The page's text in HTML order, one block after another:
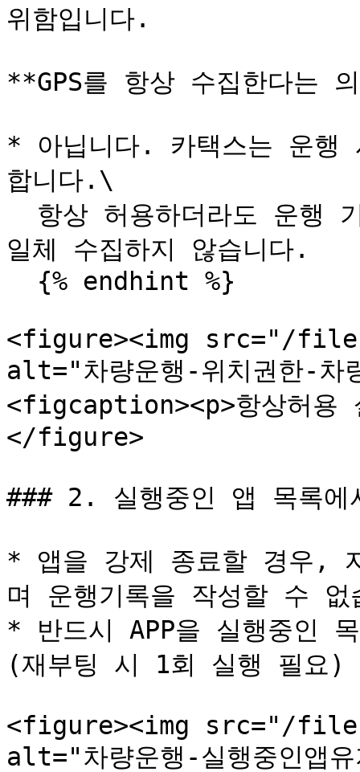
위함입니다.
**GPS를 항상 수집한다는
* 아닙니다. 카택스는 운행
합니다.\
일체 수집하지 않습니다.
<figure><img src="/files/
alt="차량운행-위치권한-
<figcaption><p>항상허
</figure>
### 2. 실행중인 앱 목록에
* 앱을 강제 종료할 경우,
며 운행기록을 작성할 수 없
* 반드시 APP을 실행중인
(재부팅 시 1회 실행 필요)
<figure><img src="/
alt="차량운행-실행중인